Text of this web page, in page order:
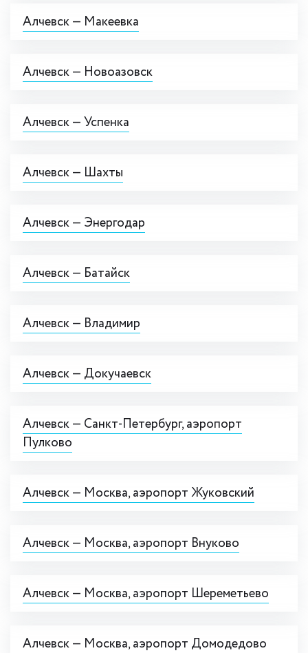
Алчевск — Макеевка
Алчевск — Новоазовск
Алчевск — Успенка
Алчевск — Шахты
Алчевск — Энергодар
Алчевск — Батайск
Алчевск — Владимир
Алчевск — Докучаевск
Алчевск — Cанкт-Петербург, аэропорт
Пулково
Алчевск — Москва, аэропорт Жуковский
Алчевск — Москва, аэропорт Внуково
Алчевск — Москва, аэропорт Шереметьево
Алчевск — Москва, аэропорт Домодедово